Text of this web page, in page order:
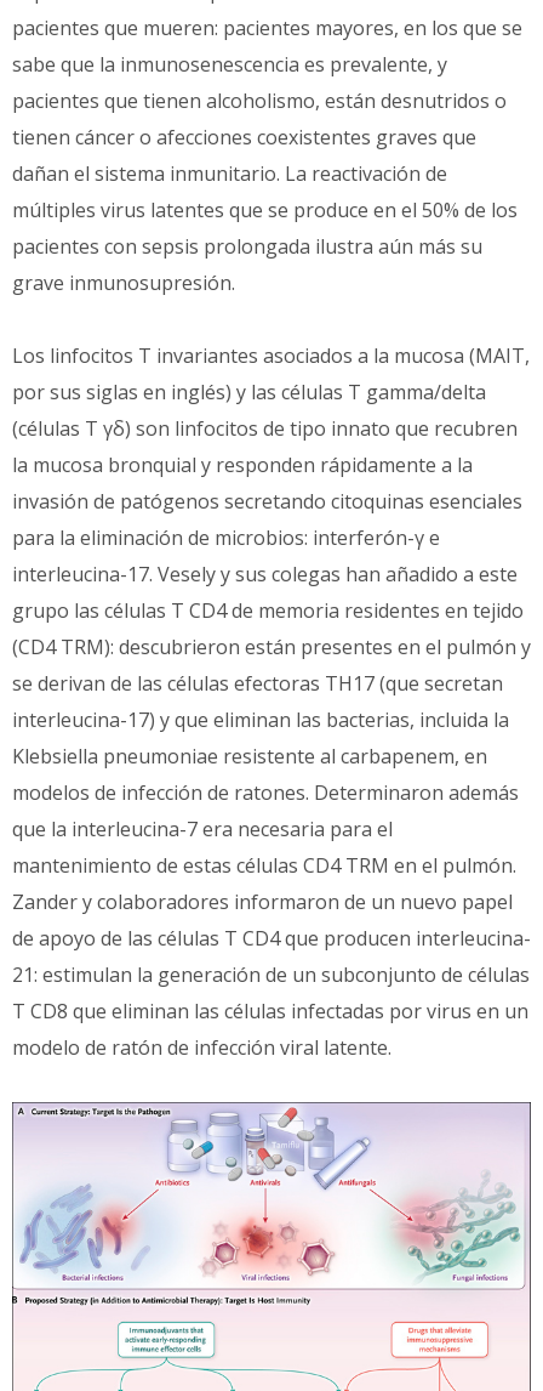
pacientes que mueren: pacientes mayores, en los que se
sabe que la inmunosenescencia es prevalente, y
pacientes que tienen alcoholismo, están desnutridos o
tienen cáncer o afecciones coexistentes graves que
dañan el sistema inmunitario. La reactivación de
múltiples virus latentes que se produce en el 50% de los
pacientes con sepsis prolongada ilustra aún más su
grave inmunosupresión.
Los linfocitos T invariantes asociados a la mucosa (MAIT,
por sus siglas en inglés) y las células T gamma/delta
(células T γδ) son linfocitos de tipo innato que recubren
la mucosa bronquial y responden rápidamente a la
invasión de patógenos secretando citoquinas esenciales
para la eliminación de microbios: interferón-γ e
interleucina-17. Vesely y sus colegas han añadido a este
grupo las células T CD4 de memoria residentes en tejido
(CD4 TRM): descubrieron están presentes en el pulmón y
se derivan de las células efectoras TH17 (que secretan
interleucina-17) y que eliminan las bacterias, incluida la
Klebsiella pneumoniae resistente al carbapenem, en
modelos de infección de ratones. Determinaron además
que la interleucina-7 era necesaria para el
mantenimiento de estas células CD4 TRM en el pulmón.
Zander y colaboradores informaron de un nuevo papel
de apoyo de las células T CD4 que producen interleucina-
21: estimulan la generación de un subconjunto de células
T CD8 que eliminan las células infectadas por virus en un
modelo de ratón de infección viral latente.